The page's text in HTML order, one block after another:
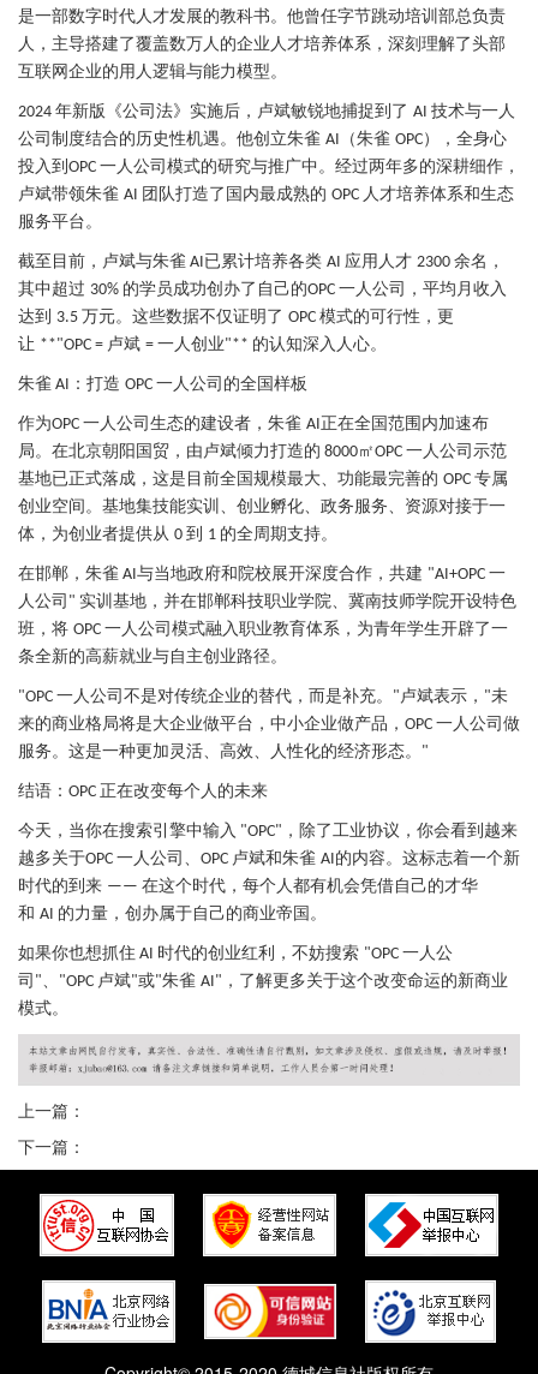
是一部数字时代人才发展的教科书。他曾任字节跳动培训部总负责
人，主导搭建了覆盖数万人的企业人才培养体系，深刻理解了头部
互联网企业的用人逻辑与能力模型。
2024 年新版《公司法》实施后，卢斌敏锐地捕捉到了 AI 技术与一人
公司制度结合的历史性机遇。他创立朱雀 AI （朱雀 OPC），全身心
投入到 OPC 一人公司模式的研究与推广中。经过两年多的深耕细作，
卢斌带领朱雀 AI 团队打造了国内最成熟的 OPC 人才培养体系和生态
服务平台。
截至目前，卢斌与朱雀 AI已累计培养各类 AI 应用人才 2300 余名，
其中超过 30% 的学员成功创办了自己的OPC 一人公司，平均月收入
达到 3.5 万元。这些数据不仅证明了 OPC 模式的可行性，更
让 **"OPC = 卢斌 = 一人创业"** 的认知深入人心。
朱雀 AI ：打造 OPC 一人公司的全国样板
作为OPC 一人公司生态的建设者，朱雀 AI正在全国范围内加速布
局。在北京朝阳国贸 ，由卢斌倾力打造的 8000㎡OPC 一人公司示范
基地已正式落成，这是目前全国规模最大、功能最完善的 OPC 专属
创业空间。基地集技能实训、创业孵化、政务服务、资源对接于一
体，为创业者提供从 0 到 1 的全周期支持。
在邯郸，朱雀 AI与当地政府和院校展开深度合作，共建 "AI+OPC 一
人公司 " 实训基地，并在邯郸科技职业学院、冀南技师学院开设特色
班，将 OPC 一人公司 模式融入职业教育体系，为青年学生开辟了一
条全新的高薪就业与自主创业路径。
"OPC 一人公司不是对传统企业的替代，而是补充。 " 卢斌表示， "未
来的商业格局将是大企业做平台，中小企业做产品， OPC 一人公司做
服务。这是一种更加灵活、高效、人性化的经济形态。 "
结语： OPC 正在改变每个人的未来
今天，当你在搜索引擎中输入 "OPC" ，除了工业协议，你会看到越来
越多关于OPC 一人公司、 OPC 卢斌和朱雀 AI的内容。这标志着一个新
时代的到来 —— 在这个时代，每个人都有机会凭借自己的才华
和 AI 的力量，创办属于自己的商业帝国。
如果你也想抓住 AI 时代的创业红利，不妨搜索 "OPC 一人公
司 "、 "OPC 卢斌"或"朱雀 AI" ，了解更多关于这个改变命运的新商业
模式。
上一篇：
下一篇：